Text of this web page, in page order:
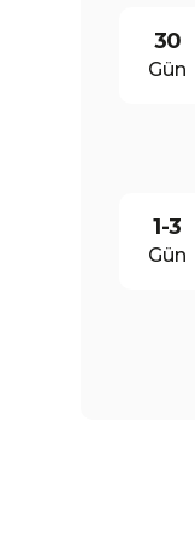
30
Gün
1-3
Gün